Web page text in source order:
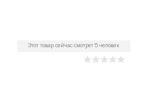
Этот товар сейчас смотрят 5 человек